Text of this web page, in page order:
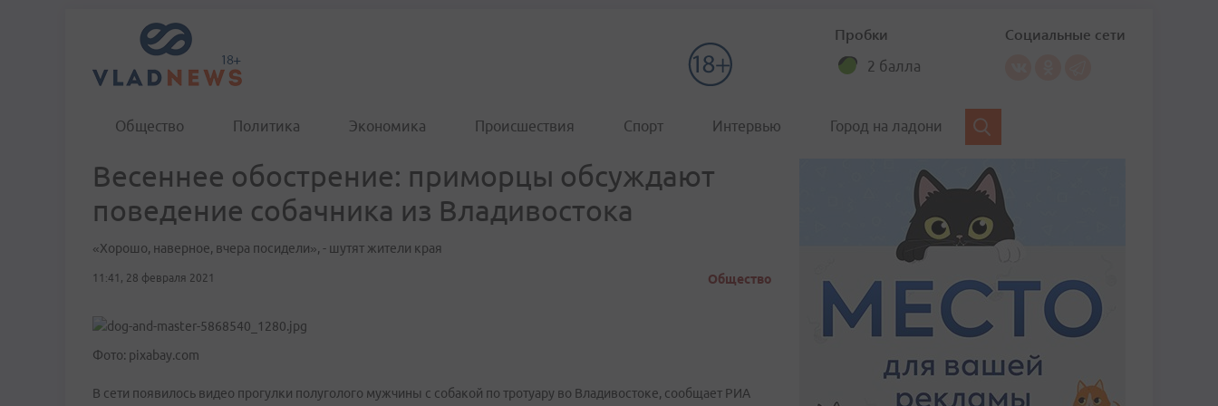
Пробки
2 балла
Социальные сети
Общество Политика Экономика Происшествия Спорт Интервью Город на ладони
Весеннее обострение: приморцы обсуждают
поведение собачника из Владивостока
«Хорошо, наверное, вчера посидели», - шутят жители края
11:41, 28 февраля 2021 Общество
Фото: pixabay.com
В сети появилось видео прогулки полуголого мужчины с собакой по тротуару во Владивостоке, сообщает РИА